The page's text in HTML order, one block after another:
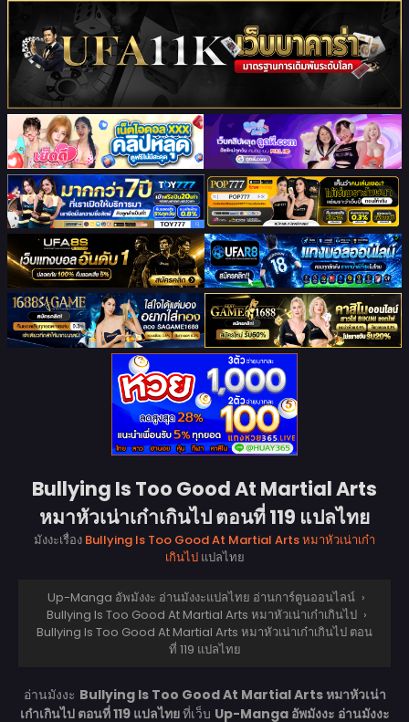
Bullying Is Too Good At Martial Arts
หมาหัวเน่าเก๋าเกินไป ตอนที่ 119 แปลไทย
มังงะเรื่อง Bullying Is Too Good At Martial Arts หมาหัวเน่าเก๋า
เกินไปแปลไทย
Up-Manga อัพมังงะ อ่านมังงะแปลไทย อ่านการ์ตูนออนไลน์ ›
Bullying Is Too Good At Martial Arts หมาหัวเน่าเก๋าเกินไป ›
Bullying Is Too Good At Martial Arts หมาหัวเน่าเก๋าเกินไป ตอน
ที่ 119 แปลไทย
อ่านมังงะ Bullying Is Too Good At Martial Arts หมาหัวเน่า
เก๋าเกินไป ตอนที่ 119 แปลไทยที่เว็บ Up-Manga อัพมังงะ อ่านมังงะ